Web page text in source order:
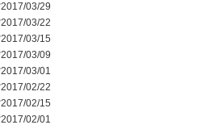
2017/03/29
2017/03/22
2017/03/15
2017/03/09
2017/03/01
2017/02/22
2017/02/15
2017/02/01